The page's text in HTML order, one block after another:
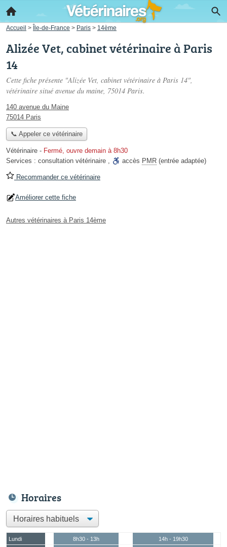
Accueil > Île-de-France > Paris > 14ème
Alizée Vet, cabinet vétérinaire à Paris
14
Cette fiche présente "Alizée Vet, cabinet vétérinaire à Paris 14",
vétérinaire situé avenue du maine, 75014 Paris.
140 avenue du Maine
75014 Paris
📞 Appeler ce vétérinaire
Vétérinaire - Fermé, ouvre demain à 8h30
Services : consultation vétérinaire , accès PMR (entrée adaptée)
Recommander ce vétérinaire
Améliorer cette fiche
Autres vétérinaires à Paris 14ème
Horaires
Lundi 8h30 - 13h
14h - 19h30